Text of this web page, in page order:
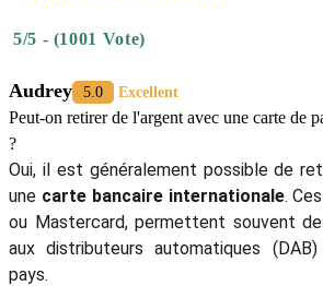
5/5 - (1001 Vote)
Audrey 5.0 Excellent
Peut-on retirer de l'argent avec une carte de
?
Oui, il est généralement possible de
une carte bancaire internationale.
ou Mastercard, permettent souvent
aux distributeurs automatiques
pays.